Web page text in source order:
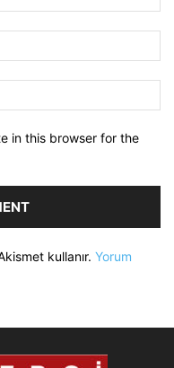
in this browser for the
kullanır. Yorum